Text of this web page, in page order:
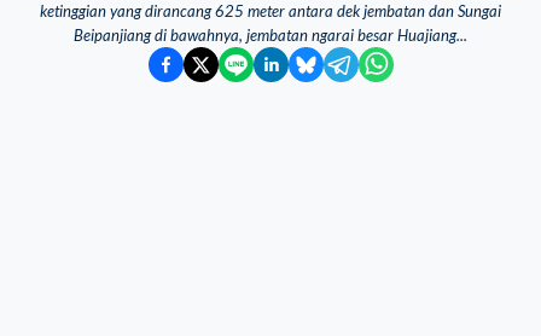
ketinggian yang dirancang 625 meter antara dek jembatan dan Sungai
Beipanjiang di bawahnya, jembatan ngarai besar Huajiang...